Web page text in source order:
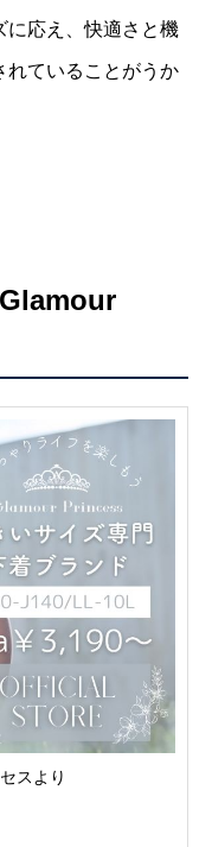
に応え、快適さと機
れていることがうか
スより